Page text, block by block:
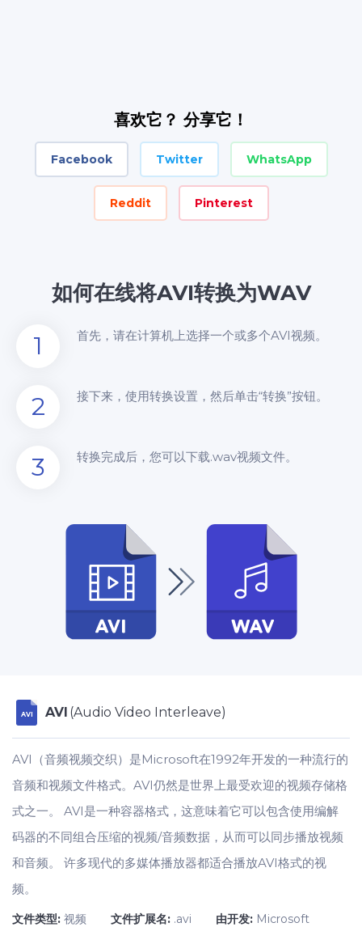
喜欢它？ 分享它！
Facebook Twitter WhatsApp
Reddit Pinterest
如何在线将AVI转换为WAV
1 首先，请在计算机上选择一个或多个AVI视频。
2 接下来，使用转换设置，然后单击“转换”按钮。
3 转换完成后，您可以下载.wav视频文件。
AVI AVI (Audio Video Interleave)
AVI（音频视频交织）是Microsoft在1992年开发的一种流行的
音频和视频文件格式。AVI仍然是世界上最受欢迎的视频存储格
式之一。 AVI是一种容器格式，这意味着它可以包含使用编解
码器的不同组合压缩的视频/音频数据，从而可以同步播放视频
和音频。 许多现代的多媒体播放器都适合播放AVI格式的视
频。
文件类型: 视频 文件扩展名: .avi 由开发: Microsoft